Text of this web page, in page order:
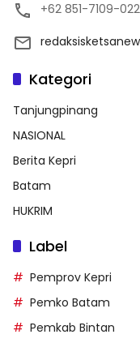
+62 851-7109-
Kategori
Tanjungpinang
NASIONAL
Berita Kepri
Batam
HUKRIM
Label
Pemprov Kepri
Pemko Batam
Pemkab Bintan